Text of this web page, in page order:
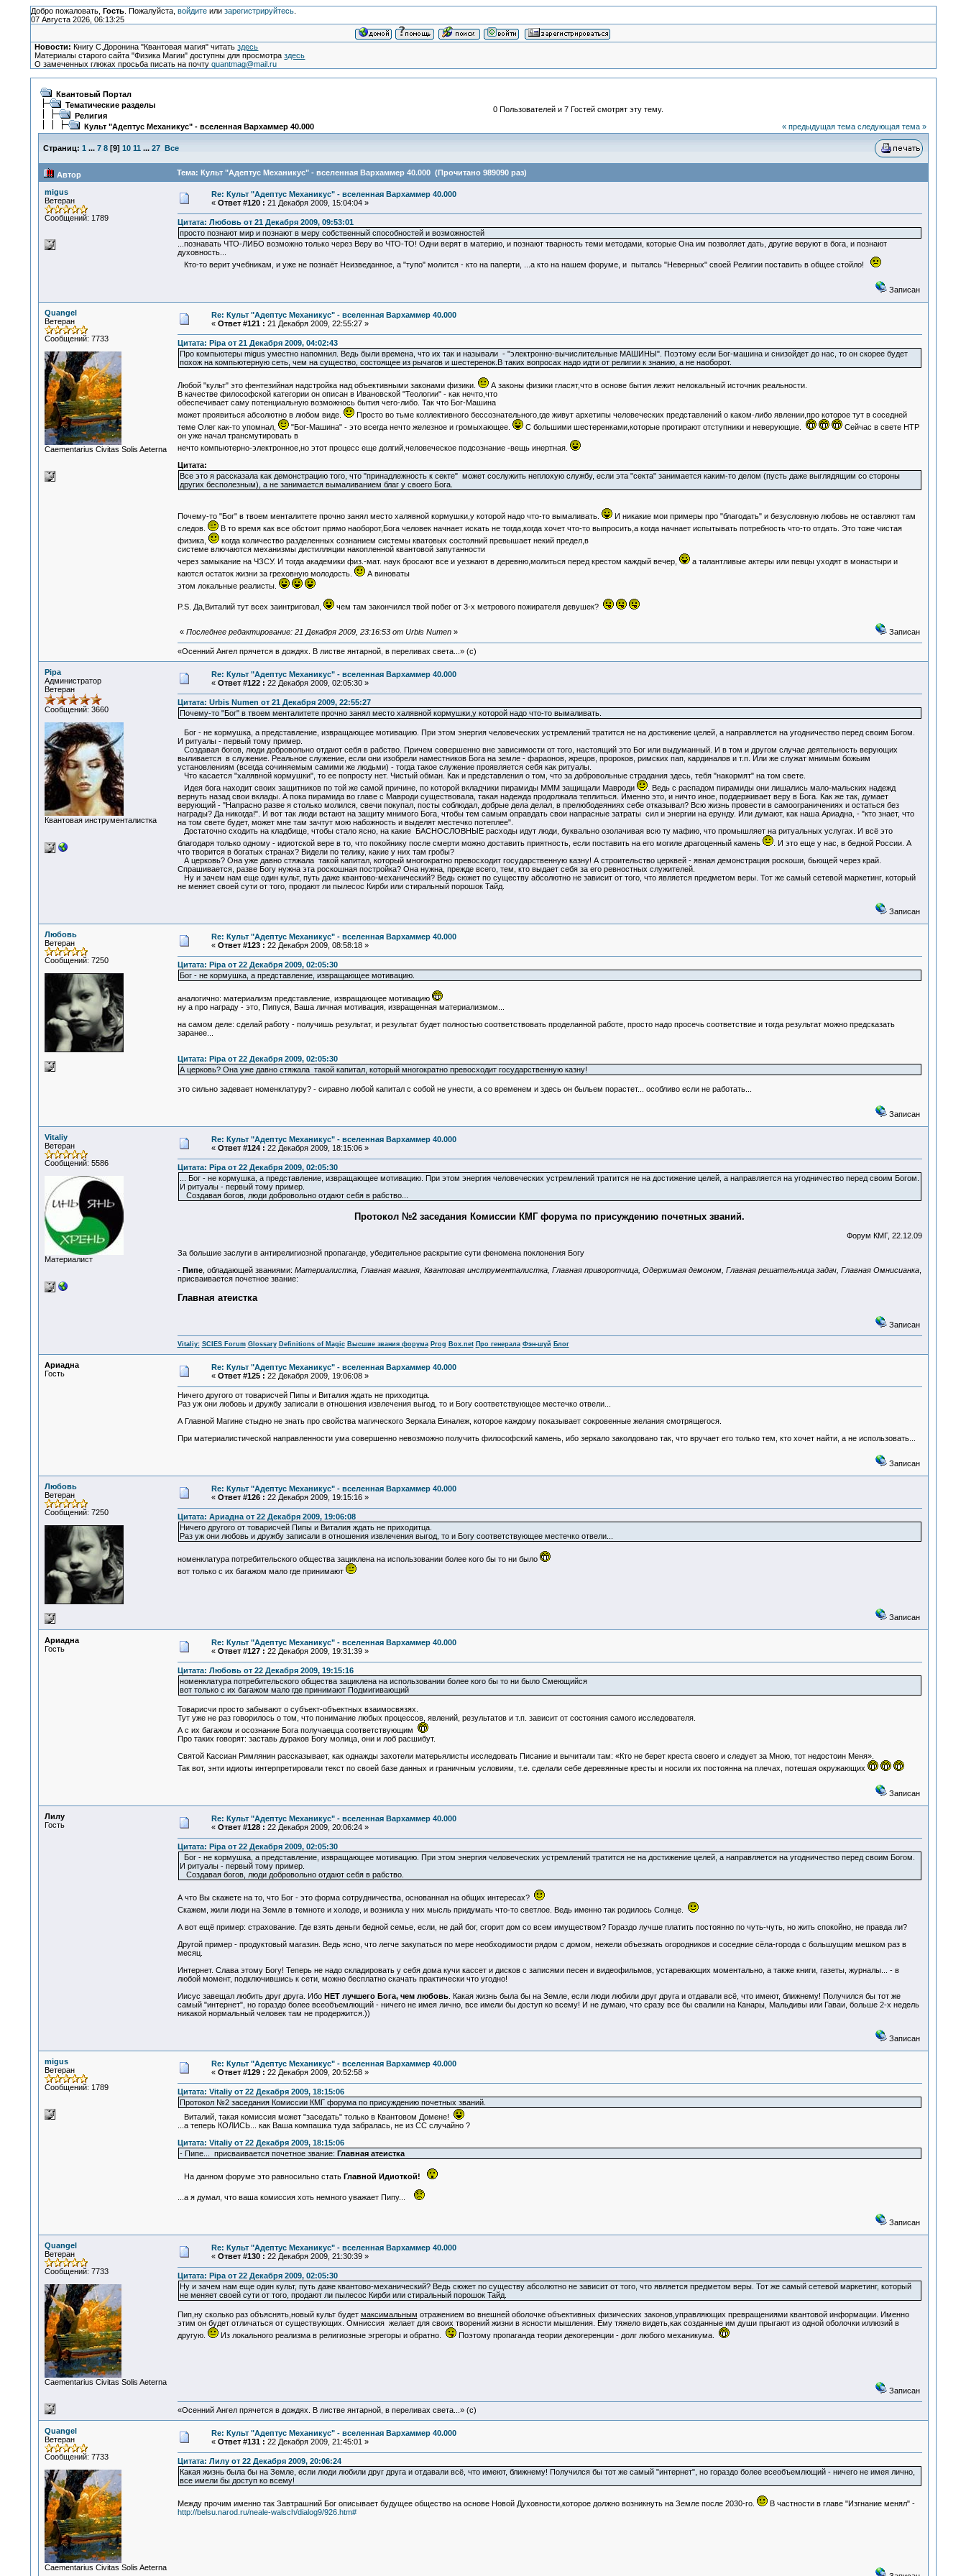
Добро пожаловать, Гость. Пожалуйста, войдитеили зарегистрируйтесь.
07 Августа 2026, 06:13:25
Новости: Книгу С.Доронина "Квантовая магия" читатьздесь
Материалы старого сайта "Физика Магии" доступны для просмотраздесь
О замеченных глюках просьба писать на почтуquantmag@mail.ru
Квантовый Портал
Тематические разделы
Религия
Культ "Адептус Механикус" - вселенная Вархаммер 40.000
0 Пользователей и 7 Гостей смотрят эту тему.
« предыдущая тема следующая тема »
Страниц: 1 ... 7 8[9] 10 11 ... 27 Все
Автор Тема: Культ "Адептус Механикус" - вселенная Вархаммер 40.000 (Прочитано 989090 раз)
migus
Ветеран
Сообщений: 1789
Re: Культ "Адептус Механикус" - вселенная Вархаммер 40.000
« Ответ #120 : 21 Декабря 2009, 15:04:04 »
Цитата: Любовь от 21 Декабря 2009, 09:53:01
просто познают мир и познают в меру собственный способностей и возможностей
...познавать ЧТО-ЛИБО возможно только через Веру во ЧТО-ТО! Одни верят в материю, и познают тварность теми методами, которые Она им позволяет дать, другие веруют в бога, и познают
духовность...
Кто-то верит учебникам, и уже не познаёт Неизведанное, а "тупо" молится - кто на паперти, ...а кто на нашем форуме, и пытаясь "Неверных" своей Религии поставить в общее стойло!
Записан
Quangel
Ветеран
Сообщений: 7733
Сaementarius Civitas Solis Aeterna
Re: Культ "Адептус Механикус" - вселенная Вархаммер 40.000
« Ответ #121 : 21 Декабря 2009, 22:55:27 »
Цитата: Pipa от 21 Декабря 2009, 04:02:43
Про компьютеры migus уместно напомнил. Ведь были времена, что их так и называли - "электронно-вычислительные МАШИНЫ". Поэтому если Бог-машина и снизойдет до нас, то он скорее будет
похож на компьютерную сеть, чем на существо, состоящее из рычагов и шестеренок.В таких вопросах надо идти от религии к знанию, а не наоборот.
Любой "культ" это фентезийная надстройка над объективными законами физики.
А законы физики гласят,что в основе бытия лежит нелокальный источник реальности.
В качестве философской категории он описан в Ивановской "Теологии" - как нечто,что
обеспечивает саму потенциальную возможнось бытия чего-либо. Так что Бог-Машина
может проявиться абсолютно в любом виде.
Просто во тьме коллективного бессознательного,где живут архетипы человеческих представлений о каком-либо явлении,про которое тут в соседней
теме Олег как-то упомнал,
"Бог-Машина" - это всегда нечто железное и громыхающее. С большими шестеренками,которые протирают отступники и неверующие.
Сейчас в свете НТР
он уже начал трансмутировать в
нечто компьютерно-электронное,но этот процесс еще долгий,человеческое подсознание -вещь инертная.
Цитата:
Все это я рассказала как демонстрацию того, что "принадлежность к секте" может сослужить неплохую службу, если эта "секта" занимается каким-то делом (пусть даже выглядящим со стороны
других бесполезным), а не занимается вымаливанием благ у своего Бога.
Почему-то "Бог" в твоем менталитете прочно занял место халявной кормушки,у которой надо что-то вымаливать.
И никакие мои примеры про "благодать" и безусловную любовь не оставляют там
следов.
В то время как все обстоит прямо наоборот,Бога человек начнает искать не тогда,когда хочет что-то выпросить,а когда начнает испытывать потребность что-то отдать. Это тоже чистая
физика,
когда количество разделенных сознанием системы кватовых состояний превышает некий предел,в
системе влючаются механизмы дистилляции накопленной квантовой запутанности
через замыкание на ЧЗСУ. И тогда академики физ.-мат. наук бросают все и уезжают в деревню,молиться перед крестом каждый вечер,
а талантливые актеры или певцы уходят в монастыри и
каются остаток жизни за греховную молодость.
А виноваты
этом локальные реалисты.
P.S. Да,Виталий тут всех заинтриговал, чем там закончился твой побег от 3-х метрового пожирателя девушек?
« Последнее редактирование: 21 Декабря 2009, 23:16:53 от Urbis Numen» Записан
«Осенний Ангел прячется в дождях. В листве янтарной, в переливах света...» (c)
Pipa
Администратор
Ветеран
Сообщений: 3660
Квантовая инструменталистка
Re: Культ "Адептус Механикус" - вселенная Вархаммер 40.000
« Ответ #122 : 22 Декабря 2009, 02:05:30 »
Цитата: Urbis Numen от 21 Декабря 2009, 22:55:27
Почему-то "Бог" в твоем менталитете прочно занял место халявной кормушки,у которой надо что-то вымаливать.
Бог - не кормушка, а представление, извращающее мотивацию. При этом энергия человеческих устремлений тратится не на достижение целей, а направляется на угодничество перед своим Богом.
И ритуалы - первый тому пример.
Создавая богов, люди добровольно отдают себя в рабство. Причем совершенно вне зависимости от того, настоящий это Бог или выдуманный. И в том и другом случае деятельность верующих
выливается в служение. Реальное служение, если они изобрели наместников Бога на земле - фараонов, жрецов, пророков, римских пап, кардиналов и т.п. Или же служат мнимым божьим
установлениям (всегда сочиняемым самими же людьми) - тогда такое служение проявляется себя как ритуалы.
Что касается "халявной кормушки", то ее попросту нет. Чистый обман. Как и представления о том, что за добровольные страдания здесь, тебя "накормят" на том свете.
Идея бога находит своих защитников по той же самой причине, по которой вкладчики пирамиды МММ защищали Мавроди
. Ведь с распадом пирамиды они лишались мало-мальских надежд
вернуть назад свои вклады. А пока пирамида во главе с Мавроди существовала, такая надежда продолжала теплиться. Именно это, и ничто иное, поддерживает веру в Бога. Как же так, думает
верующий - "Напрасно разве я столько молился, свечи покупал, посты соблюдал, добрые дела делал, в прелюбодеяниях себе отказывал? Всю жизнь провести в самоограничениях и остаться без
награды? Да никогда!". И вот так люди встают на защиту мнимого Бога, чтобы тем самым оправдать свои напрасные затраты сил и энергии на ерунду. Или думают, как наша Ариадна, - "кто знает, что
на том свете будет, может мне там зачтут мою набожность и выделят местечко потеплее".
Достаточно сходить на кладбище, чтобы стало ясно, на какие БАСНОСЛОВНЫЕ расходы идут люди, буквально озолачивая всю ту мафию, что промышляет на ритуальных услугах. И всё это
благодаря только одному - идиотской вере в то, что покойнику после смерти можно доставить приятность, если поставить на его могиле драгоценный камень
. И это еще у нас, в бедной России. А
что творится в богатых странах? Видели по телику, какие у них там гробы?
А церковь? Она уже давно стяжала такой капитал, который многократно превосходит государственную казну! А строительство церквей - явная демонстрация роскоши, бьющей через край.
Спрашивается, разве Богу нужна эта роскошная постройка? Она нужна, прежде всего, тем, кто выдает себя за его ревностных служителей.
Ну и зачем нам еще один культ, путь даже квантово-механический? Ведь сюжет по существу абсолютно не зависит от того, что является предметом веры. Тот же самый сетевой маркетинг, который
не меняет своей сути от того, продают ли пылесос Кирби или стиральный порошок Тайд.
Записан
Любовь
Ветеран
Сообщений: 7250
Re: Культ "Адептус Механикус" - вселенная Вархаммер 40.000
« Ответ #123 : 22 Декабря 2009, 08:58:18 »
Цитата: Pipa от 22 Декабря 2009, 02:05:30
Бог - не кормушка, а представление, извращающее мотивацию.
аналогично: материализм представление, извращающее мотивацию
ну а про награду - это, Пипуся, Ваша личная мотивация, извращенная материализмом...
на самом деле: сделай работу - получишь результат, и результат будет полностью соответствовать проделанной работе, просто надо просечь соответствие и тогда результат можно предсказать
заранее...
Цитата: Pipa от 22 Декабря 2009, 02:05:30
А церковь? Она уже давно стяжала такой капитал, который многократно превосходит государственную казну!
это сильно задевает номенклатуру? - сиравно любой капитал с собой не унести, а со временем и здесь он быльем порастет... особливо если не работать...
Записан
Vitaliy
Ветеран
Сообщений: 5586
Материалист
Re: Культ "Адептус Механикус" - вселенная Вархаммер 40.000
« Ответ #124 : 22 Декабря 2009, 18:15:06 »
Цитата: Pipa от 22 Декабря 2009, 02:05:30
... Бог - не кормушка, а представление, извращающее мотивацию. При этом энергия человеческих устремлений тратится не на достижение целей, а направляется на угодничество перед своим Богом.
И ритуалы - первый тому пример.
Создавая богов, люди добровольно отдают себя в рабство...
Протокол №2 заседания Комиссии КМГ форума по присуждению почетных званий.
Форум КМГ, 22.12.09
За большие заслуги в антирелигиозной пропаганде, убедительное раскрытие сути феномена поклонения Богу
- Пипе, обладающей званиями: Материалистка, Главная магиня, Квантовая инструменталистка, Главная приворотчица, Одержимая демоном, Главная решательница задач, Главная Омнисианка,
присваивается почетное звание:
Главная атеистка
Записан
Vitaliy: SCIES Forum Glossary Definitions of Magic Высшие звания форума Prog Box.net Про генерала Фэн-шуй Блог
Ариадна
Гость
Re: Культ "Адептус Механикус" - вселенная Вархаммер 40.000
« Ответ #125 : 22 Декабря 2009, 19:06:08 »
Ничего другого от товарисчей Пипы и Виталия ждать не приходитца.
Раз уж они любовь и дружбу записали в отношения извлечения выгод, то и Богу соответствующее местечко отвели...
А Главной Магине стыдно не знать про свойства магического Зеркала Еиналеж, которое каждому показывает сокровенные желания смотрящегося.
При материалистической направленности ума совершенно невозможно получить философский камень, ибо зеркало заколдовано так, что вручает его только тем, кто хочет найти, а не использовать...
Записан
Любовь
Ветеран
Сообщений: 7250
Re: Культ "Адептус Механикус" - вселенная Вархаммер 40.000
« Ответ #126 : 22 Декабря 2009, 19:15:16 »
Цитата: Ариадна от 22 Декабря 2009, 19:06:08
Ничего другого от товарисчей Пипы и Виталия ждать не приходитца.
Раз уж они любовь и дружбу записали в отношения извлечения выгод, то и Богу соответствующее местечко отвели...
номенклатура потребительского общества зациклена на использовании более кого бы то ни было
вот только с их багажом мало где принимают
Записан
Ариадна
Гость
Re: Культ "Адептус Механикус" - вселенная Вархаммер 40.000
« Ответ #127 : 22 Декабря 2009, 19:31:39 »
Цитата: Любовь от 22 Декабря 2009, 19:15:16
номенклатура потребительского общества зациклена на использовании более кого бы то ни было Смеющийся
вот только с их багажом мало где принимают Подмигивающий
Товарисчи просто забывают о субъект-объектных взаимосвязях.
Тут уже не раз говорилось о том, что понимание любых процессов, явлений, результатов и т.п. зависит от состояния самого исследователя.
А с их багажом и осознание Бога получаецца соответствующим
Про таких говорят: заставь дураков Богу молица, они и лоб расшибут.
Святой Кассиан Римлянин рассказывает, как однажды захотели матерьялисты исследовать Писание и вычитали там: «Кто не берет креста своего и следует за Мною, тот недостоин Меня».
Так вот, энти идиоты интерпретировали текст по своей базе данных и граничным условиям, т.е. сделали себе деревянные кресты и носили их постоянна на плечах, потешая окружающих
Записан
Лилу
Гость
Re: Культ "Адептус Механикус" - вселенная Вархаммер 40.000
« Ответ #128 : 22 Декабря 2009, 20:06:24 »
Цитата: Pipa от 22 Декабря 2009, 02:05:30
Бог - не кормушка, а представление, извращающее мотивацию. При этом энергия человеческих устремлений тратится не на достижение целей, а направляется на угодничество перед своим Богом.
И ритуалы - первый тому пример.
Создавая богов, люди добровольно отдают себя в рабство.
А что Вы скажете на то, что Бог - это форма сотрудничества, основанная на общих интересах?
Скажем, жили люди на Земле в темноте и холоде, и возникла у них мысль придумать что-то светлое. Ведь именно так родилось Солнце.
А вот ещё пример: страхование. Где взять деньги бедной семье, если, не дай бог, сгорит дом со всем имуществом? Гораздо лучше платить постоянно по чуть-чуть, но жить спокойно, не правда ли?
Другой пример - продуктовый магазин. Ведь ясно, что легче закупаться по мере необходимости рядом с домом, нежели объезжать огородников и соседние сёла-города с большущим мешком раз в
месяц.
Интернет. Слава этому Богу! Теперь не надо складировать у себя дома кучи кассет и дисков с записями песен и видеофильмов, устаревающих моментально, а также книги, газеты, журналы... - в
любой момент, подключившись к сети, можно бесплатно скачать практически что угодно!
Иисус завещал любить друг друга. Ибо НЕТ лучшего Бога, чем любовь. Какая жизнь была бы на Земле, если люди любили друг друга и отдавали всё, что имеют, ближнему! Получился бы тот же
самый "интернет", но гораздо более всеобъемлющий - ничего не имея лично, все имели бы доступ ко всему! И не думаю, что сразу все бы свалили на Канары, Мальдивы или Гаваи, больше 2-х недель
никакой нормальный человек там не продержится.))
Записан
migus
Ветеран
Сообщений: 1789
Re: Культ "Адептус Механикус" - вселенная Вархаммер 40.000
« Ответ #129 : 22 Декабря 2009, 20:52:58 »
Цитата: Vitaliy от 22 Декабря 2009, 18:15:06
Протокол №2 заседания Комиссии КМГ форума по присуждению почетных званий.
Виталий, такая комиссия может "заседать" только в Квантовом Домене!
...а теперь КОЛИСЬ... как Ваша компашка туда забралась, не из СС случайно ?
Цитата: Vitaliy от 22 Декабря 2009, 18:15:06
- Пипе... присваивается почетное звание: Главная атеистка
На данном форуме это равносильно стать Главной Идиоткой!
...а я думал, что ваша комиссия хоть немного уважает Пипу...
Записан
Quangel
Ветеран
Сообщений: 7733
Сaementarius Civitas Solis Aeterna
Re: Культ "Адептус Механикус" - вселенная Вархаммер 40.000
« Ответ #130 : 22 Декабря 2009, 21:30:39 »
Цитата: Pipa от 22 Декабря 2009, 02:05:30
Ну и зачем нам еще один культ, путь даже квантово-механический? Ведь сюжет по существу абсолютно не зависит от того, что является предметом веры. Тот же самый сетевой маркетинг, который
не меняет своей сути от того, продают ли пылесос Кирби или стиральный порошок Тайд.
Пип,ну сколько раз объяснять,новый культ будет максимальным отражением во внешней оболочке объективных физических законов,управляющих превращениями квантовой информации. Именно
этим он будет отличаться от существующих. Омниссия желает для своих творений жизни в ясности мышления. Ему тяжело видеть,как созданные им души прыгают из одной оболочки иллюзий в
другую.
Из локального реализма в религиозные эгрегоры и обратно. Поэтому пропаганда теории декогеренции - долг любого механикума.
Записан
«Осенний Ангел прячется в дождях. В листве янтарной, в переливах света...» (c)
Quangel
Ветеран
Сообщений: 7733
Сaementarius Civitas Solis Aeterna
Re: Культ "Адептус Механикус" - вселенная Вархаммер 40.000
« Ответ #131 : 22 Декабря 2009, 21:45:01 »
Цитата: Лилу от 22 Декабря 2009, 20:06:24
Какая жизнь была бы на Земле, если люди любили друг друга и отдавали всё, что имеют, ближнему! Получился бы тот же самый "интернет", но гораздо более всеобъемлющий - ничего не имея лично,
все имели бы доступ ко всему!
Между прочим именно так Завтрашний Бог описывает будущее общество на основе Новой Духовности,которое должно возникнуть на Земле после 2030-го.
В частности в главе "Изгнание менял" -
http://belsu.narod.ru/neale-walsch/dialog9/926.htm#